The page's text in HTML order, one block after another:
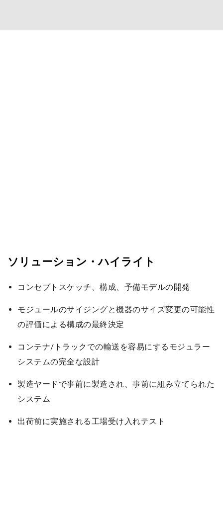
ソリューション・ハイライト
コンセプトスケッチ、構成、予備モデルの開発
モジュールのサイジングと機器のサイズ変更の可能性
の評価による構成の最終決定
コンテナ/トラックでの輸送を容易にするモジュラー
システムの完全な設計
製造ヤードで事前に製造され、事前に組み立てられた
システム
出荷前に実施される工場受け入れテスト